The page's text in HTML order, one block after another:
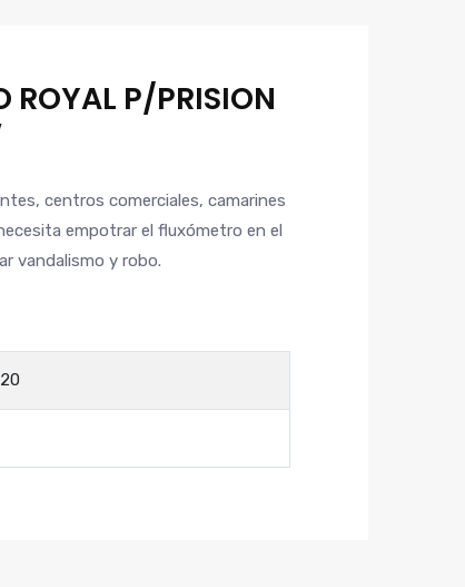
ROYAL P/PRISION
centros comerciales, camarines
empotrar el fluxómetro en el
vandalismo y robo.